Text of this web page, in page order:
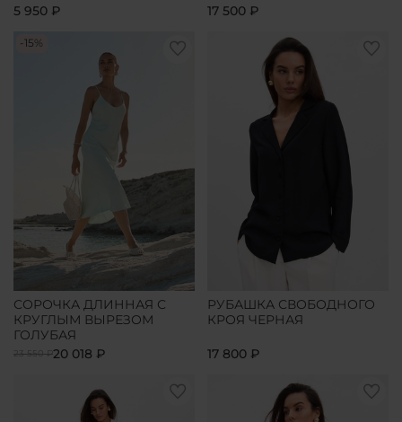
5 950 ₽
17 500 ₽
-15%
СОРОЧКА ДЛИННАЯ С
КРУГЛЫМ ВЫРЕЗОМ
ГОЛУБАЯ
23 550 ₽20 018 ₽
РУБАШКА СВОБОДНОГО
КРОЯ ЧЕРНАЯ
17 800 ₽